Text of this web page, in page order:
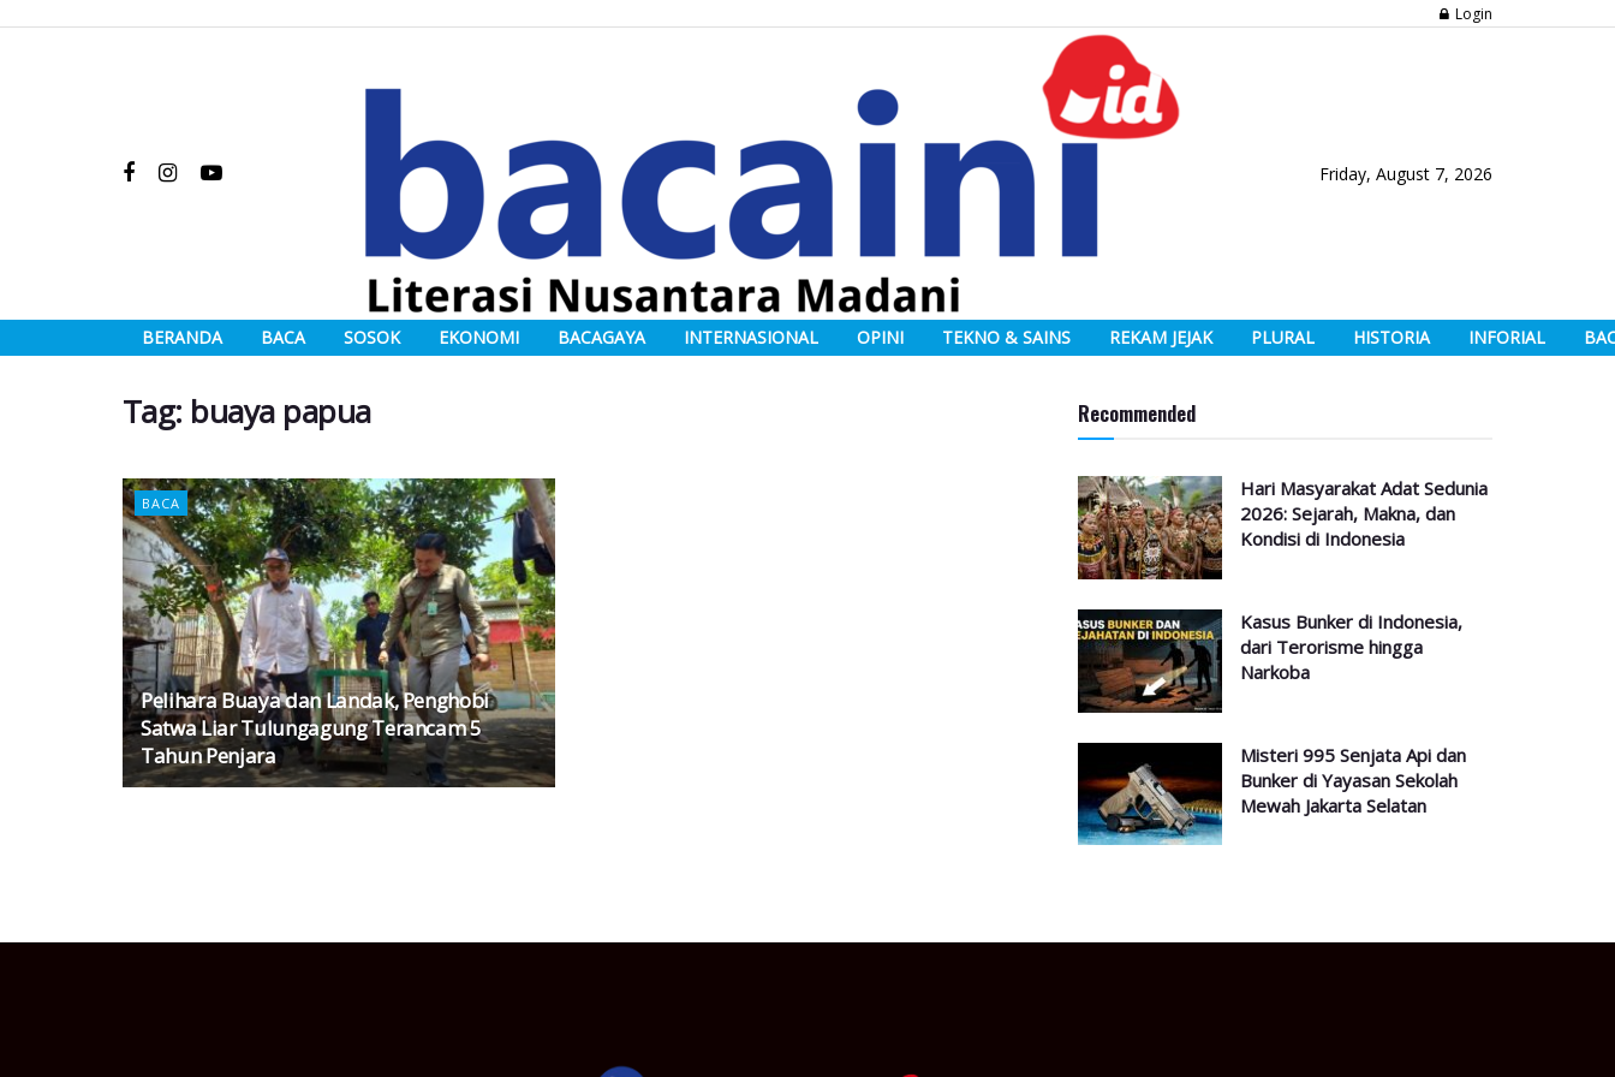
Login
Friday, August 7, 2026
BERANDA BACA SOSOK EKONOMI BACAGAYA INTERNASIONAL OPINI TEKNO & SAINS REKAM JEJAK PLURAL HISTORIA INFORIAL
Tag: buaya papua
BACA
Pelihara Buaya dan Landak, Penghobi
Satwa Liar Tulungagung Terancam 5
Tahun Penjara
Recommended
Hari Masyarakat Adat Sedunia
2026: Sejarah, Makna, dan
Kondisi di Indonesia
Kasus Bunker di Indonesia,
dari Terorisme hingga
Narkoba
Misteri 995 Senjata Api dan
Bunker di Yayasan Sekolah
Mewah Jakarta Selatan